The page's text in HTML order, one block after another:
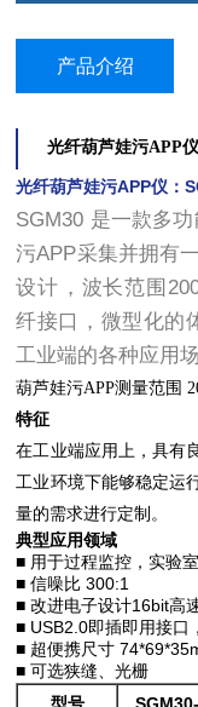
产品介绍
光纤葫芦娃污APP仪
光纤葫芦娃污APP仪
SGM30 是一款多功
污APP采集并拥有
设计，波长范
纤接口，微型化的
工业端的各种应用场景
葫芦娃污APP测量范围
特征
在工业端应用上，具
工业环境下能够稳定运
量的需求进行定制。
典型应用领域
■ 用于过程监控，实
■ 信噪比 300:1
■ 改进电子设计16bit高
■ USB2.0即插即用接口
■ 超便携尺寸
■ 可选狭缝、光栅